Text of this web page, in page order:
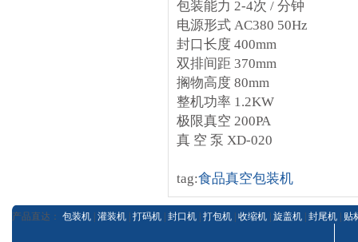
包装能力 2-4次 / 分钟
电源形式 AC380 50Hz
封口长度 400mm
双排间距 370mm
搁物高度 80mm
整机功率 1.2KW
极限真空 200PA
真 空 泵 XD-020
tag:食品真空包装机
产品直达： 包装机 灌装机 打码机 封口机 打包机 收缩机 旋盖机 封尾机 贴